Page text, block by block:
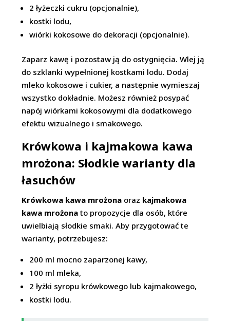
2 łyżeczki cukru (opcjonalnie),
kostki lodu,
wiórki kokosowe do dekoracji (opcjonalnie).
Zaparz kawę i pozostaw ją do ostygnięcia. Wlej ją
do szklanki wypełnionej kostkami lodu. Dodaj
mleko kokosowe i cukier, a następnie wymieszaj
wszystko dokładnie. Możesz również posypać
napój wiórkami kokosowymi dla dodatkowego
efektu wizualnego i smakowego.
Krówkowa i kajmakowa kawa
mrożona: Słodkie warianty dla
łasuchów
Krówkowa kawa mrożona oraz kajmakowa
kawa mrożona to propozycje dla osób, które
uwielbiają słodkie smaki. Aby przygotować te
warianty, potrzebujesz:
200 ml mocno zaparzonej kawy,
100 ml mleka,
2 łyżki syropu krówkowego lub kajmakowego,
kostki lodu.